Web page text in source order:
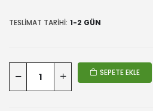
TESLIMAT TARIHI: 1-2 GÜN
SEPETE EKLE